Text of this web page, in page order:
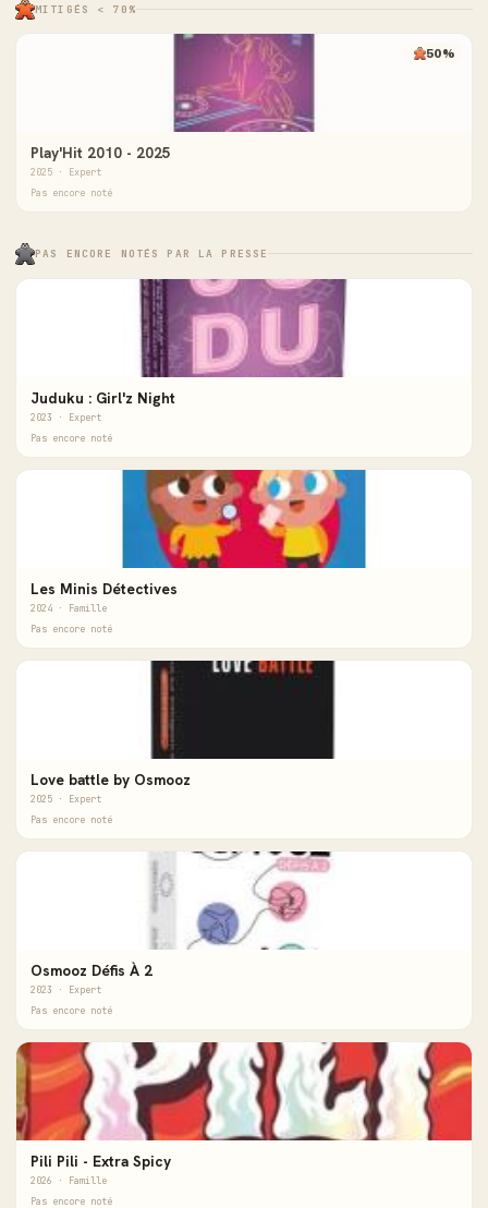
MITIGÉS < 70%
50%
Play'Hit 2010 - 2025
2025 · Expert
Pas encore noté
PAS ENCORE NOTÉS PAR LA PRESSE
Juduku : Girl'z Night
2023 · Expert
Pas encore noté
Les Minis Détectives
2024 · Famille
Pas encore noté
Love battle by Osmooz
2025 · Expert
Pas encore noté
Osmooz Défis À 2
2023 · Expert
Pas encore noté
Pili Pili - Extra Spicy
2026 · Famille
Pas encore noté